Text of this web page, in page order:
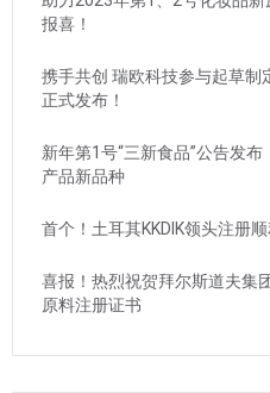
报喜！
携手共创 瑞欧科技参与起草
正式发布！
新年第1号“三新食品”公告发
产品新品种
首个！土耳其KKDIK领头注册
喜报！热烈祝贺拜尔斯道夫集
原料注册证书